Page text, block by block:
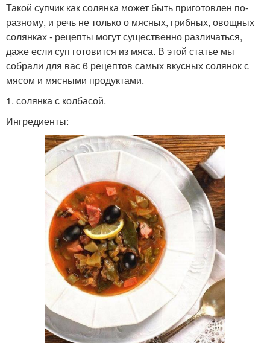
Такой супчик как солянка может быть приготовлен по-
разному, и речь не только о мясных, грибных, овощных
солянках - рецепты могут существенно различаться,
даже если суп готовится из мяса. В этой статье мы
собрали для вас 6 рецептов самых вкусных солянок с
мясом и мясными продуктами.
1. солянка с колбасой.
Ингредиенты: